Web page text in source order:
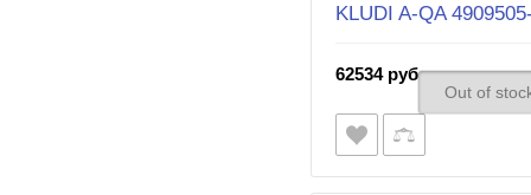
KLUDI A-QA
62534 руб.
Out of